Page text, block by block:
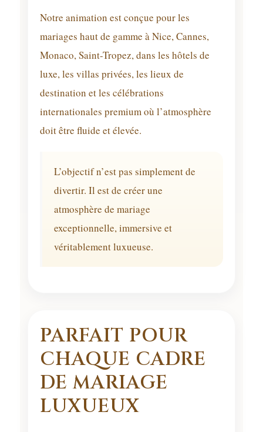
Notre animation est conçue pour les
mariages haut de gamme à Nice, Cannes,
Monaco, Saint-Tropez, dans les hôtels de
luxe, les villas privées, les lieux de
destination et les célébrations
internationales premium où l’atmosphère
doit être fluide et élevée.
L’objectif n’est pas simplement de
divertir. Il est de créer une
atmosphère de mariage
exceptionnelle, immersive et
véritablement luxueuse.
PARFAIT POUR
CHAQUE CADRE
DE MARIAGE
LUXUEUX